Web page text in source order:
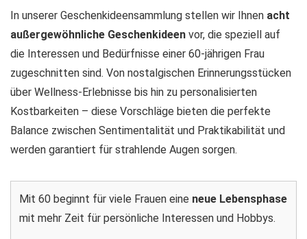
In unserer Geschenkideensammlung stellen wir Ihnen acht
außergewöhnliche Geschenkideen vor, die speziell auf
die Interessen und Bedürfnisse einer 60-jährigen Frau
zugeschnitten sind. Von nostalgischen Erinnerungsstücken
über Wellness-Erlebnisse bis hin zu personalisierten
Kostbarkeiten – diese Vorschläge bieten die perfekte
Balance zwischen Sentimentalität und Praktikabilität und
werden garantiert für strahlende Augen sorgen.
Mit 60 beginnt für viele Frauen eine neue Lebensphase
mit mehr Zeit für persönliche Interessen und Hobbys.